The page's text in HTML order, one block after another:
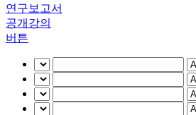
연구보고서
공개강의
버튼